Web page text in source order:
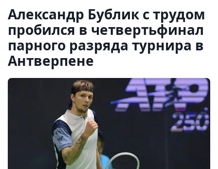
Александр Бублик с трудом
пробился в четвертьфинал
парного разряда турнира в
Антверпене